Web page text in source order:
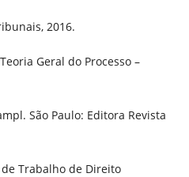
2016.
Geral do Processo –
São Paulo: Editora Revista
de Trabalho de Direito